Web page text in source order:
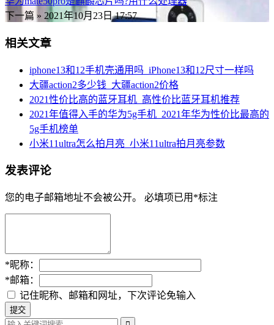
下一篇 » 2021年10月23日 17:57
相关文章
iphone13和12手机壳通用吗_iPhone13和12尺寸一样吗
大疆action2多少钱_大疆action2价格
2021性价比高的蓝牙耳机_高性价比蓝牙耳机推荐
2021年值得入手的华为5g手机_2021年华为性价比最高的
5g手机榜单
小米11ultra怎么拍月亮_小米11ultra拍月亮参数
发表评论
您的电子邮箱地址不会被公开。 必填项已用 *标注
*昵称：
*邮箱：
记住昵称、邮箱和网址，下次评论免输入